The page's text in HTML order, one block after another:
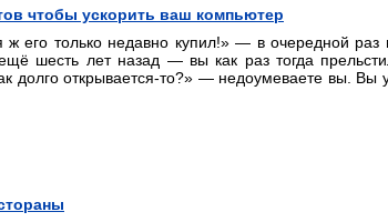
чтобы ускорить ваш компьютер
ж его только недавно купил!» — в очередной
шесть лет назад — вы как раз тогда
долго открывается-то?» — недоумеваете вы. Вы